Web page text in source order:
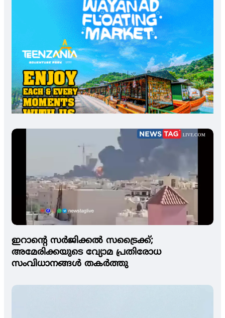
ഇറാന്റെ സര്‍ജിക്കല്‍ സട്രൈക്ക്;
അമേരിക്കയുടെ വ്യോമ പ്രതിരോധ
സംവിധാനങ്ങള്‍ തകര്‍ത്തു